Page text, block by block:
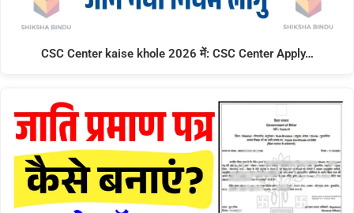
CSC Center kaise khole 2026 में: CSC Center Apply…